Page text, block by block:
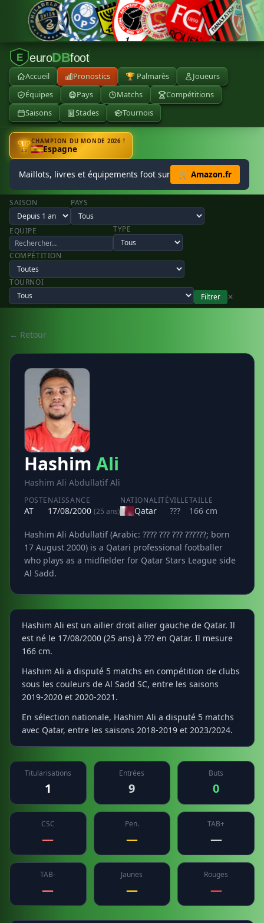
E euroDBfoot
Accueil Pronostics 🏆 Palmarès
Joueurs
Équipes
Pays Matchs
Compétitions
Saisons
Stades Tournois
🏆CHAMPION DU MONDE 2026 !
Espagne
Maillots, livres et équipements foot sur 🛒 Amazon.fr
SAISON PAYS
EQUIPE TYPE
COMPÉTITION
TOURNOI
Filtrer
✕
← Retour
Hashim Ali
Hashim Ali Abdullatif Ali
POSTE
AT
NAISSANCE
17/08/2000 (25 ans)
NATIONALITÉ
Qatar
VILLE
???
TAILLE
166 cm
Hashim Ali Abdullatif (Arabic: ???? ??? ??? ??????; born
17 August 2000) is a Qatari professional footballer
who plays as a midfielder for Qatar Stars League side
Al Sadd.
Hashim Ali est un ailier droit ailier gauche de Qatar. Il
est né le 17/08/2000 (25 ans) à ??? en Qatar. Il mesure
166 cm.
Hashim Ali a disputé 5 matchs en compétition de clubs
sous les couleurs de Al Sadd SC, entre les saisons
2019-2020 et 2020-2021.
En sélection nationale, Hashim Ali a disputé 5 matchs
avec Qatar, entre les saisons 2018-2019 et 2023/2024.
Titularisations
1
Entrées
9
Buts
0
CSC
—
Pen.
—
TAB+
—
TAB-
—
Jaunes
—
Rouges
—